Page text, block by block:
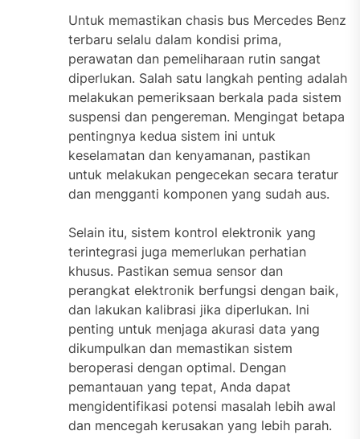
Untuk memastikan chasis bus Mercedes Benz
terbaru selalu dalam kondisi prima,
perawatan dan pemeliharaan rutin sangat
diperlukan. Salah satu langkah penting adalah
melakukan pemeriksaan berkala pada sistem
suspensi dan pengereman. Mengingat betapa
pentingnya kedua sistem ini untuk
keselamatan dan kenyamanan, pastikan
untuk melakukan pengecekan secara teratur
dan mengganti komponen yang sudah aus.
Selain itu, sistem kontrol elektronik yang
terintegrasi juga memerlukan perhatian
khusus. Pastikan semua sensor dan
perangkat elektronik berfungsi dengan baik,
dan lakukan kalibrasi jika diperlukan. Ini
penting untuk menjaga akurasi data yang
dikumpulkan dan memastikan sistem
beroperasi dengan optimal. Dengan
pemantauan yang tepat, Anda dapat
mengidentifikasi potensi masalah lebih awal
dan mencegah kerusakan yang lebih parah.